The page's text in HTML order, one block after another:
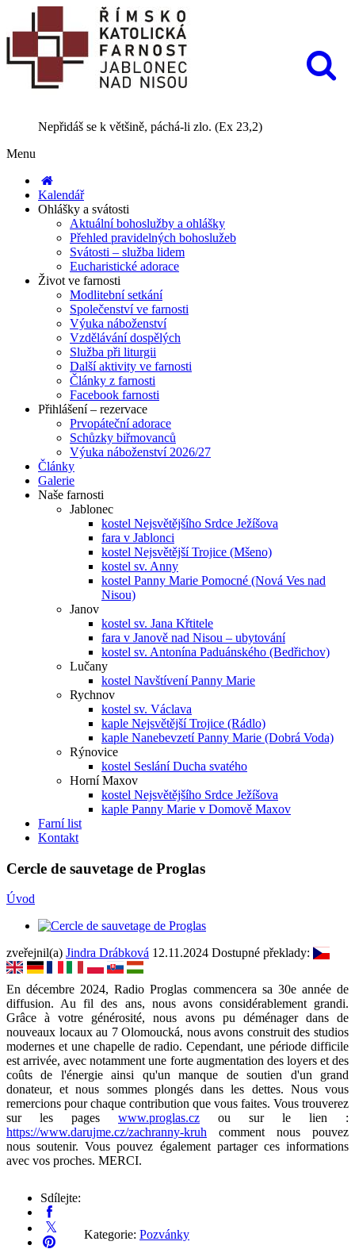
Nepřidáš se k většině, páchá-li zlo. (Ex 23,2)
Menu
Kalendář
Ohlášky a svátosti
Aktuální bohoslužby a ohlášky
Přehled pravidelných bohoslužeb
Svátosti – služba lidem
Eucharistické adorace
Život ve farnosti
Modlitební setkání
Společenství ve farnosti
Výuka náboženství
Vzdělávání dospělých
Služba při liturgii
Další aktivity ve farnosti
Články z farnosti
Facebook farnosti
Přihlášení – rezervace
Prvopáteční adorace
Schůzky biřmovanců
Výuka náboženství 2026/27
Články
Galerie
Naše farnosti
Jablonec
kostel Nejsvětějšího Srdce Ježíšova
fara v Jablonci
kostel Nejsvětější Trojice (Mšeno)
kostel sv. Anny
kostel Panny Marie Pomocné (Nová Ves nad
Nisou)
Janov
kostel sv. Jana Křtitele
fara v Janově nad Nisou – ubytování
kostel sv. Antonína Paduánského (Bedřichov)
Lučany
kostel Navštívení Panny Marie
Rychnov
kostel sv. Václava
kaple Nejsvětější Trojice (Rádlo)
kaple Nanebevzetí Panny Marie (Dobrá Voda)
Rýnovice
kostel Seslání Ducha svatého
Horní Maxov
kostel Nejsvětějšího Srdce Ježíšova
kaple Panny Marie v Domově Maxov
Farní list
Kontakt
Cercle de sauvetage de Proglas
Úvod
zveřejnil(a) Jindra Drábková 12.11.2024 Dostupné překlady:
En décembre 2024, Radio Proglas commencera sa 30e année de
diffusion. Au fil des ans, nous avons considérablement grandi.
Grâce à votre générosité, nous avons pu déménager dans de
nouveaux locaux au 7 Olomoucká, nous avons construit des studios
modernes et une chapelle de radio. Cependant, une période difficile
est arrivée, avec notamment une forte augmentation des loyers et des
coûts de l'énergie ainsi qu'un manque de soutien d'un grand
donateur, et nous sommes plongés dans les dettes. Nous vous
remercions pour chaque contribution que vous faites. Vous trouverez
sur les pages www.proglas.cz ou sur le lien :
https://www.darujme.cz/zachranny-kruh comment nous pouvez
nous soutenir. Vous pouvez également partager ces informations
avec vos proches. MERCI.
Sdílejte:
Kategorie: Pozvánky